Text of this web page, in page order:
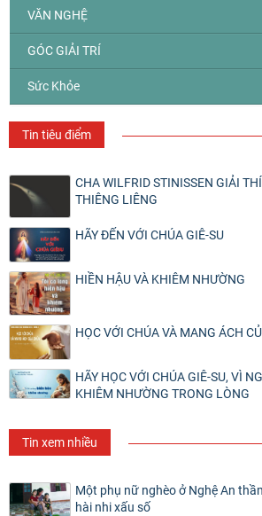
VĂN NGHỆ
GÓC GIẢI TRÍ
Sức Khỏe
Tin tiêu điểm
CHA WILFRID STINISSEN GIẢI
THIÊNG LIÊNG
HÃY ĐẾN VỚI CHÚA GIÊ-SU
HIỀN HẬU VÀ KHIÊM NHƯỜNG
HỌC VỚI CHÚA VÀ MANG ÁCH
HÃY HỌC VỚI CHÚA GIÊ-SU, VÌ
KHIÊM NHƯỜNG TRONG LÒNG
Tin xem nhiều
Một phụ nữ nghèo ở Nghệ An
hài nhi xấu số